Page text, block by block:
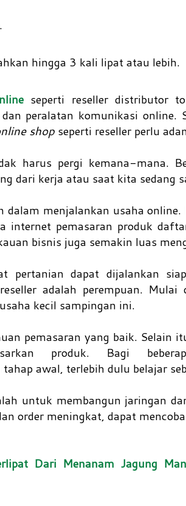
hingga 3 kali lipat atau lebih.
seperti reseller distributor
peralatan komunikasi online.
shop seperti reseller perlu
harus pergi kemana-mana.
dari kerja atau saat kita sedang
menjalankan usaha
internet pemasaran produk
bisnis juga semakin luas
pertanian dapat dijalankan
adalah perempuan.
kecil sampingan ini.
pemasaran yang baik. Selain
produk. Bagi
tahap awal, terlebih dulu belajar
untuk membangun jaringan
order meningkat, dapat
Dari Menanam Jagung